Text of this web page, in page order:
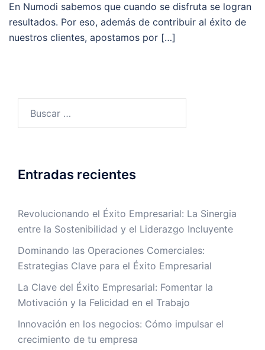
En Numodi sabemos que cuando se disfruta se logran
resultados. Por eso, además de contribuir al éxito de
nuestros clientes, apostamos por […]
Entradas recientes
Revolucionando el Éxito Empresarial: La Sinergia
entre la Sostenibilidad y el Liderazgo Incluyente
Dominando las Operaciones Comerciales:
Estrategias Clave para el Éxito Empresarial
La Clave del Éxito Empresarial: Fomentar la
Motivación y la Felicidad en el Trabajo
Innovación en los negocios: Cómo impulsar el
crecimiento de tu empresa